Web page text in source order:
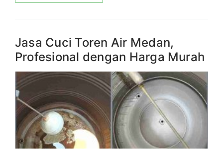
Jasa Cuci Toren Air Medan,
Profesional dengan Harga Murah